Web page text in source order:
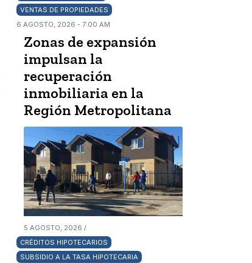
VENTAS DE PROPIEDADES
6 AGOSTO, 2026 - 7:00 AM
Zonas de expansión
impulsan la
recuperación
inmobiliaria en la
Región Metropolitana
5 AGOSTO, 2026 /
CRÉDITOS HIPOTECARIOS
SUBSIDIO A LA TASA HIPOTECARIA